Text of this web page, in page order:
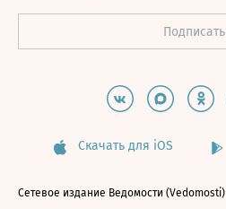
Скачать для iOS
Сетевое издание Ведомости (Vedomosti)